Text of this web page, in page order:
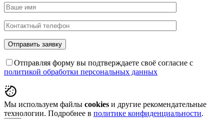
Отправляя форму вы подтверждаете своё согласие с
политикой обработки персональных данных
Мы используем файлы cookies и другие рекомендательные
технологии. Подробнее в политике конфиденциальности.